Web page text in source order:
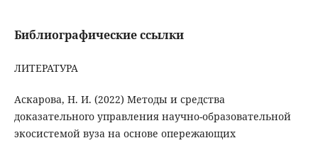
Библиографические ссылки
ЛИТЕРАТУРА
Аскарова, Н. И. (2022) Методы и средства
доказательного управления научно-образовательной
экосистемой вуза на основе опережающих